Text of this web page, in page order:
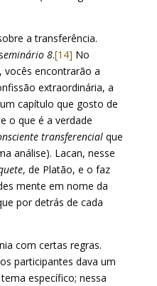
a transferência.
eminário 8.[14] No
vocês encontrarão a
extraordinária, a
capítulo que gosto de
o que é a verdade
transferencialque
análise). Lacan, nesse
, de Platão, e o faz
mente em nome da
por detrás de cada
com certas regras.
participantes dava um
específico; nessa